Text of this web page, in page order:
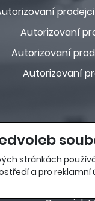
stránkách
a pro reklamní
Autorizovaní
Autorizovaní
Autorizovaní